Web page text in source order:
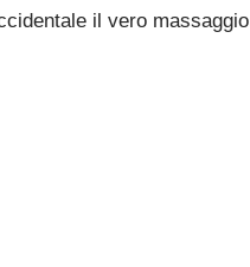
il vero massaggio